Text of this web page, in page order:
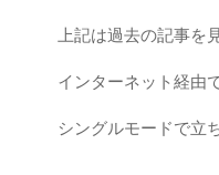
上記は過去の記事を
インターネット経由
シングルモードで立